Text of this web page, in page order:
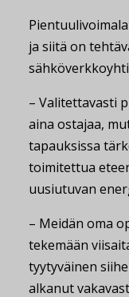
ja siitä on
– Valitettavasti
aina ostajaa,
tapauksissa
toimitettua
uusiutuvan
– Meidän oma
tekemään
tyytyväinen
alkanut